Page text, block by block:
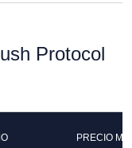
Protocol
PRECIO